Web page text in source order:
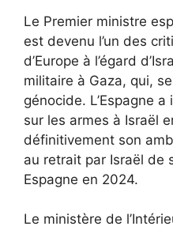
Le Premier ministre
est devenu l’un des
d’Europe à l’égard
militaire à Gaza, qui,
génocide. L’Espagne
sur les armes à Israël
définitivement son
au retrait par Israël de
Espagne en 2024.
Le ministère de